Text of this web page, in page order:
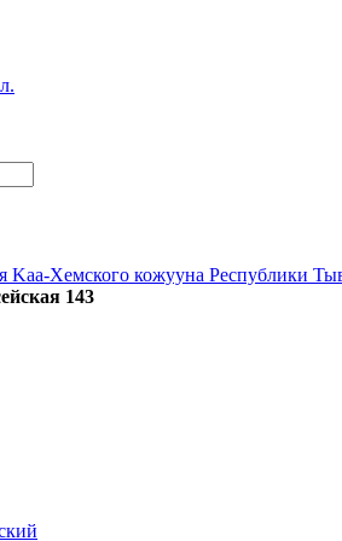
Kaa-Хемского кожууна Республики
143